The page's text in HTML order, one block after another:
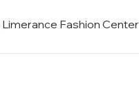
Limerance Fashion Center